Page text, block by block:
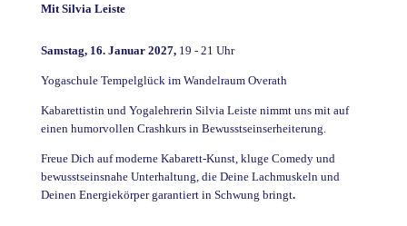
Mit Silvia Leiste
Samstag, 16. Januar 2027,19 - 21 Uhr
Yogaschule Tempelglück im Wandelraum Overath
Kabarettistin und Yogalehrerin Silvia Leiste nimmt uns mit auf
einen humorvollen Crashkurs in Bewusstseinserheiterung.
Freue Dich auf moderne Kabarett-Kunst, kluge Comedy und
bewusstseinsnahe Unterhaltung, die Deine Lachmuskeln und
Deinen Energiekörper garantiert in Schwung bringt.